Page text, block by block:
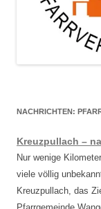
NACHRICHTEN:
Kreuzpullach –
Nur wenige
viele völlig
Kreuzpullach, das